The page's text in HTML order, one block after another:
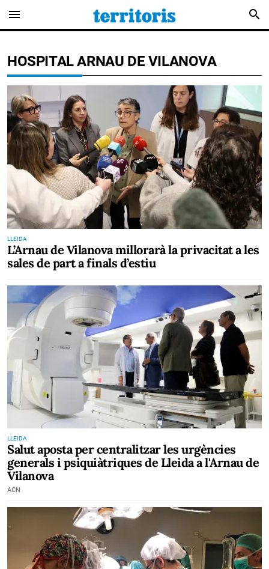
menu search
HOSPITAL ARNAU DE VILANOVA
LLEIDA
L’Arnau de Vilanova millorarà la privacitat a les
sales de part a finals d’estiu
LLEIDA
Salut aposta per centralitzar les urgències
generals i psiquiàtriques de Lleida a l'Arnau de
Vilanova
ACN